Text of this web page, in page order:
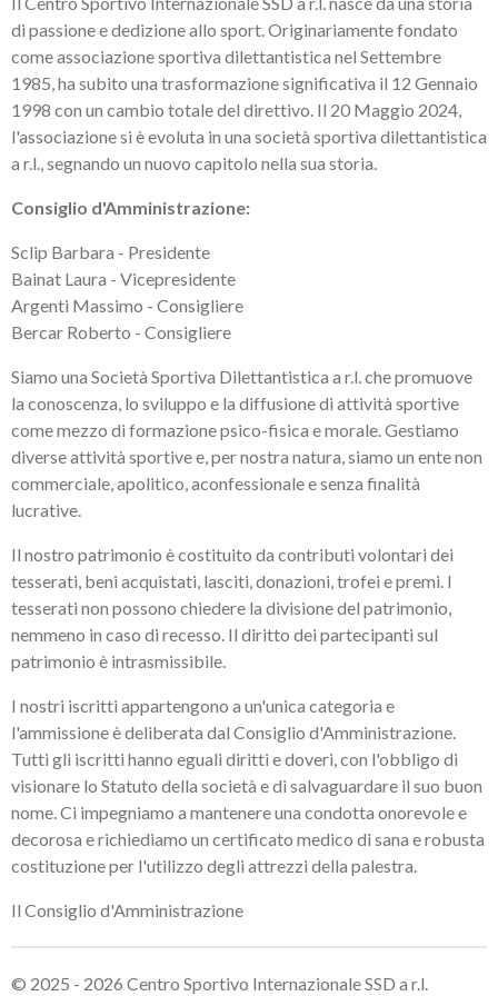
di passione e dedizione allo sport. Originariamente fondato
come associazione sportiva dilettantistica nel Settembre
1985, ha subito una trasformazione significativa il 12 Gennaio
1998 con un cambio totale del direttivo. Il 20 Maggio 2024,
l'associazione si è evoluta in una società sportiva dilettantistica
a r.l., segnando un nuovo capitolo nella sua storia.
Consiglio d'Amministrazione:
Sclip Barbara - Presidente
Bainat Laura - Vicepresidente
Argenti Massimo - Consigliere
Bercar Roberto - Consigliere
Siamo una Società Sportiva Dilettantistica a r.l. che promuove
la conoscenza, lo sviluppo e la diffusione di attività sportive
come mezzo di formazione psico-fisica e morale. Gestiamo
diverse attività sportive e, per nostra natura, siamo un ente non
commerciale, apolitico, aconfessionale e senza finalità
lucrative.
Il nostro patrimonio è costituito da contributi volontari dei
tesserati, beni acquistati, lasciti, donazioni, trofei e premi. I
tesserati non possono chiedere la divisione del patrimonio,
nemmeno in caso di recesso. Il diritto dei partecipanti sul
patrimonio è intrasmissibile.
I nostri iscritti appartengono a un'unica categoria e
l'ammissione è deliberata dal Consiglio d'Amministrazione.
Tutti gli iscritti hanno eguali diritti e doveri, con l'obbligo di
visionare lo Statuto della società e di salvaguardare il suo buon
nome. Ci impegniamo a mantenere una condotta onorevole e
decorosa e richiediamo un certificato medico di sana e robusta
costituzione per l'utilizzo degli attrezzi della palestra.
Il Consiglio d'Amministrazione
© 2025 - 2026 Centro Sportivo Internazionale SSD a r.l.